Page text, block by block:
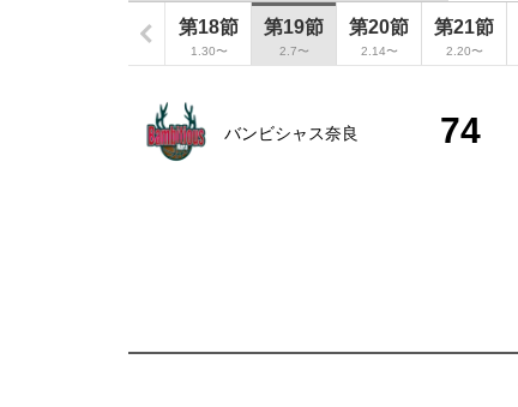
第17節 第18節
1.30〜
第19節
2.7〜
第20節
2.14〜
第21節
2.20〜
バンビシャス奈良 74